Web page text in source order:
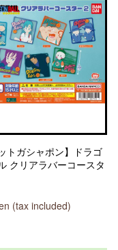
トガシャポン】ドラゴ
クリアラバーコースタ
(tax included)